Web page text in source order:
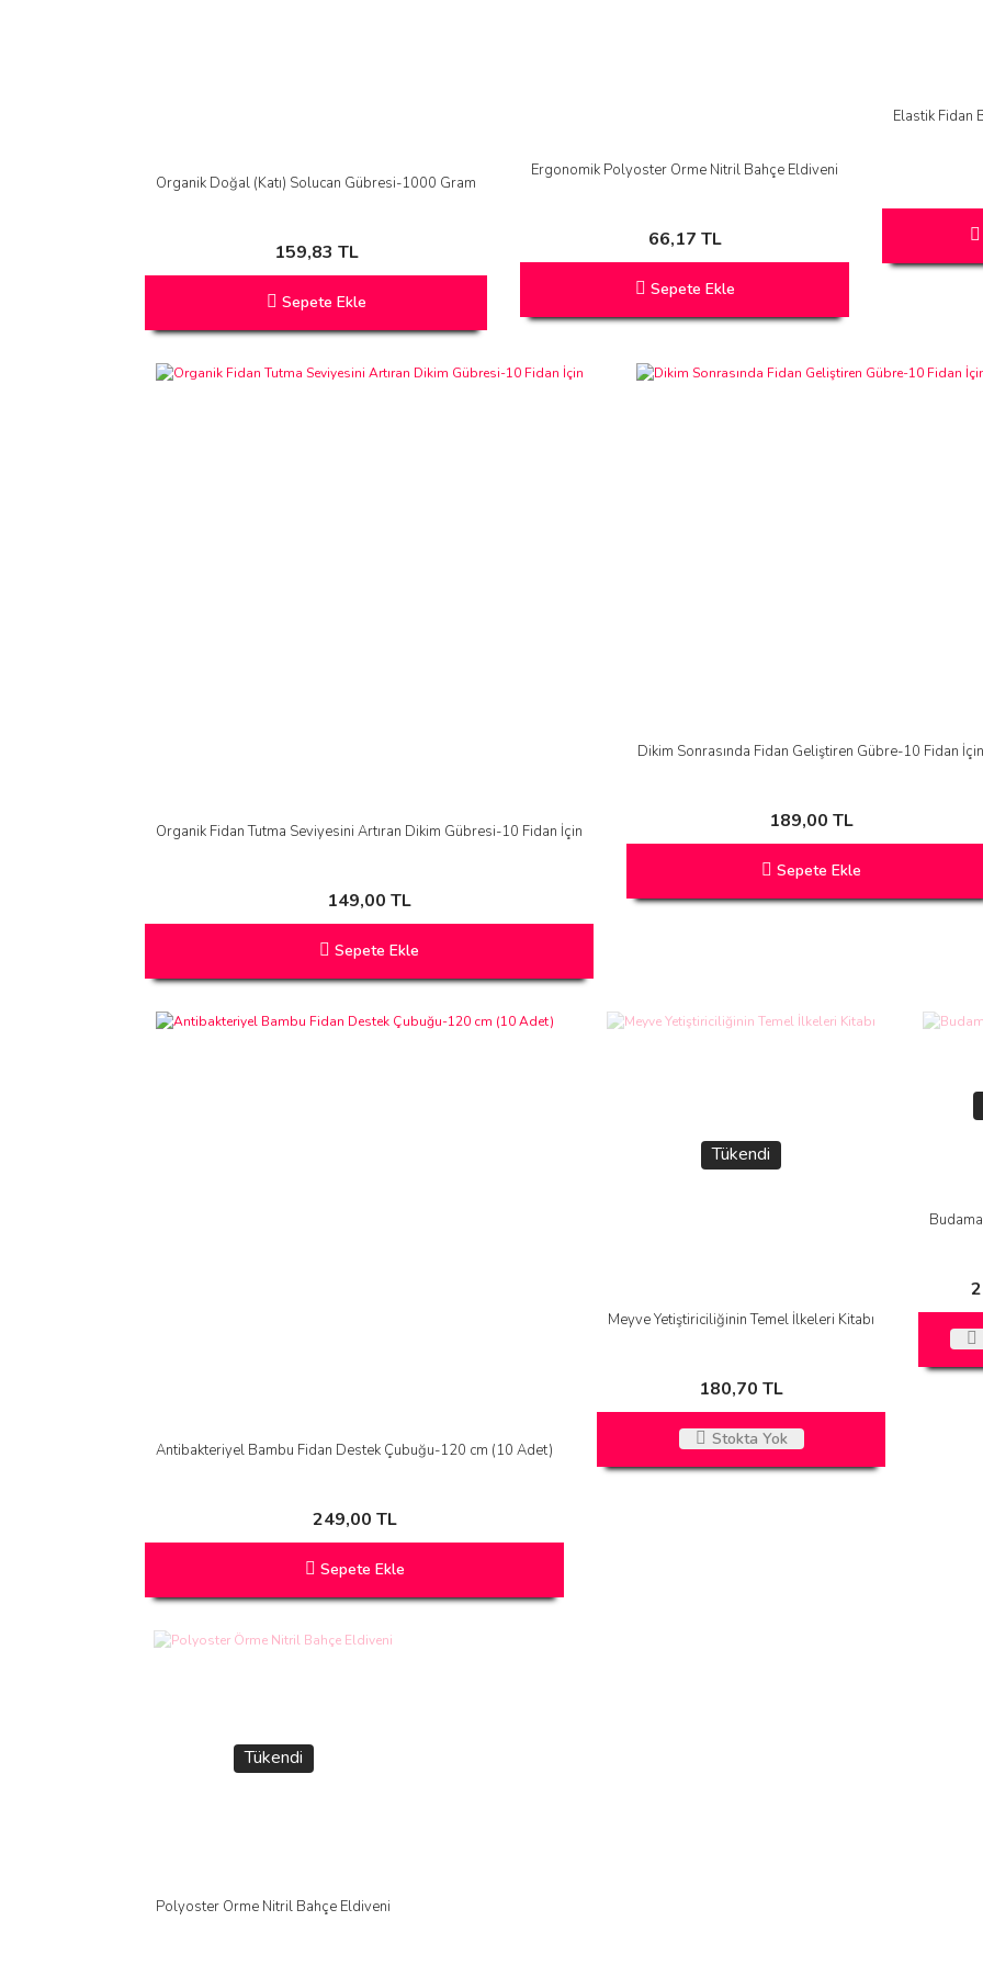
Organik Doğal (Katı) Solucan Gübresi-1000 Gram
159,83 TL
Sepete Ekle
Ergonomik Polyoster Örme Nitril Bahçe Eldiveni
66,17 TL
Sepete Ekle
Elastik Fidan
Organik Fidan Tutma Seviyesini Artıran Dikim Gübresi-10 Fidan İçin
149,00 TL
Sepete Ekle
Dikim Sonrasında Fidan Geliştiren Gübre-10 Fidan İçin
189,00 TL
Sepete Ekle
Antibakteriyel Bambu Fidan Destek Çubuğu-120 cm (10 Adet)
249,00 TL
Sepete Ekle
Tükendi
Meyve Yetiştiriciliğinin Temel İlkeleri Kitabı
180,70 TL
Stokta Yok
Tükendi
Polyoster Örme Nitril Bahçe Eldiveni